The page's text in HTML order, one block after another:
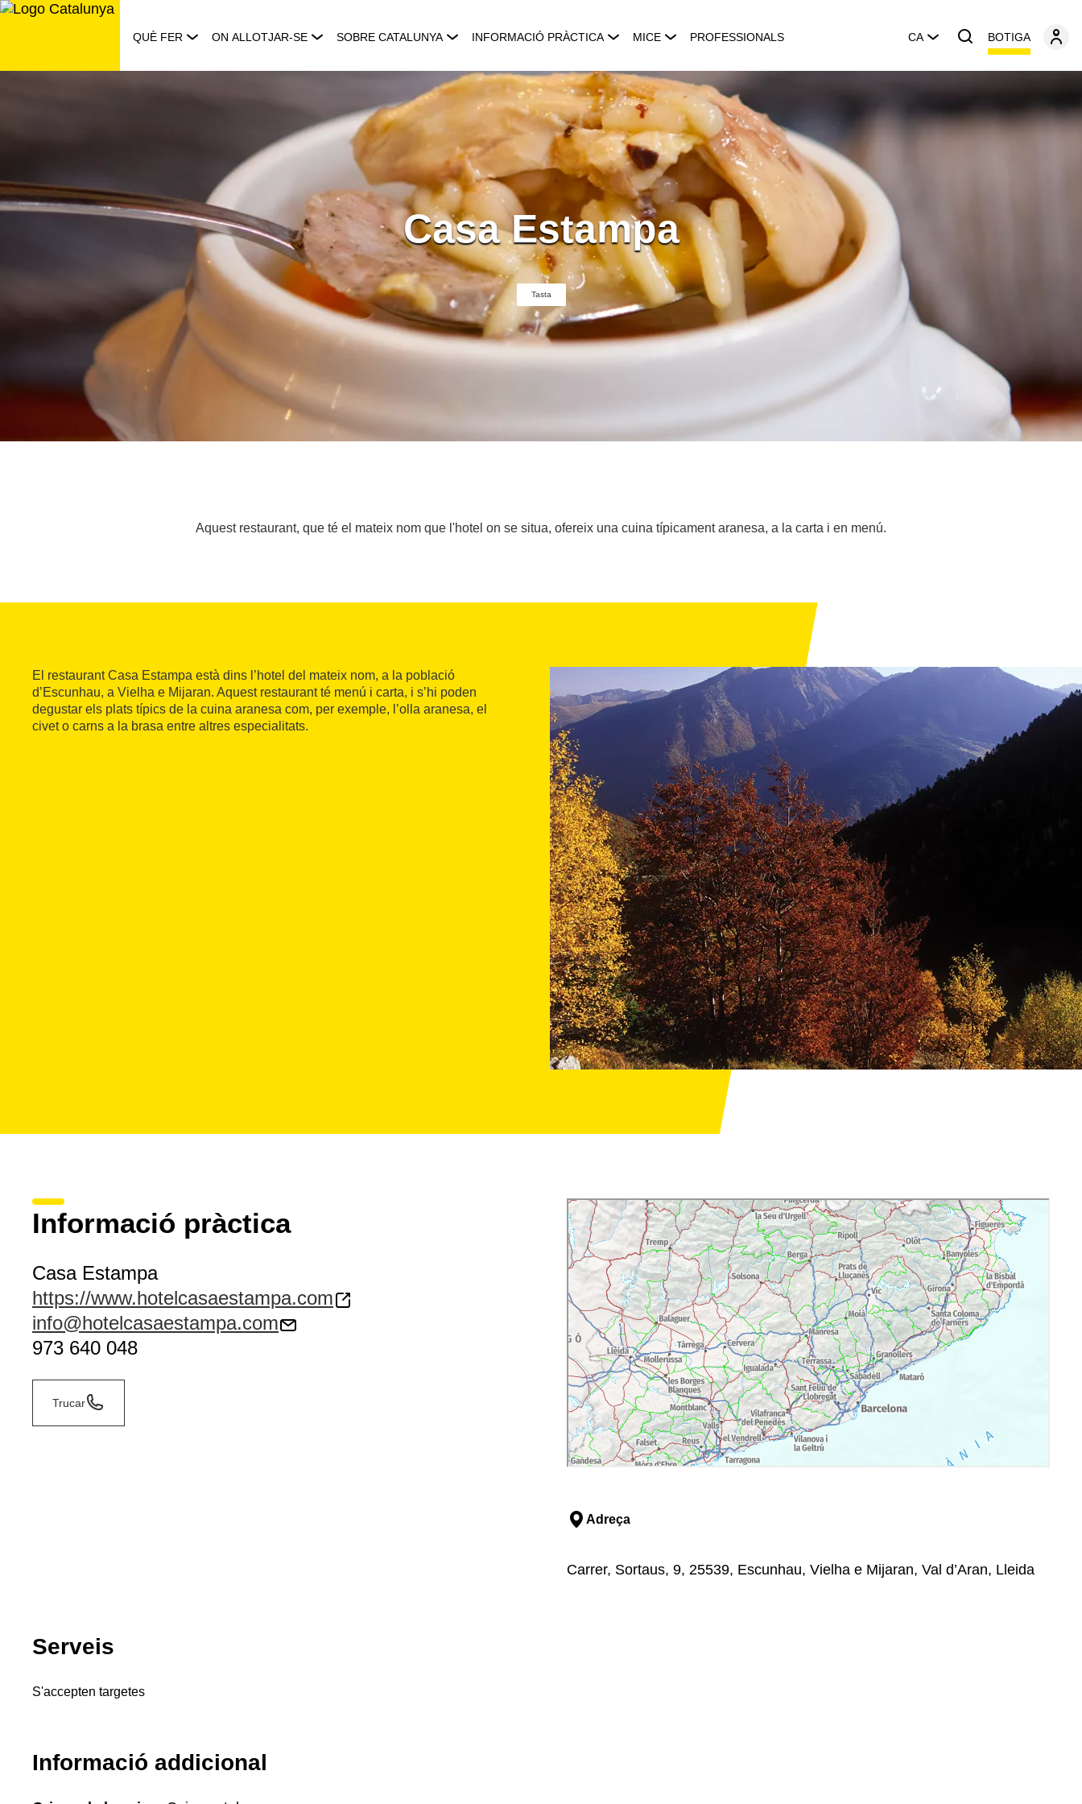
Saltar
QUÈ FER ON ALLOTJAR-SE SOBRE CATALUNYA INFORMACIÓ PRÀCTICA MICE PROFESSIONALS CA BOTIGA
Casa Estampa
Tasta
Aquest restaurant, que té el mateix nom que l'hotel on se situa, ofereix una cuina típicament aranesa, a la carta i en menú.
El restaurant Casa Estampa està dins l’hotel del mateix nom, a la població
d’Escunhau, a Vielha e Mijaran. Aquest restaurant té menú i carta, i s’hi poden
degustar els plats típics de la cuina aranesa com, per exemple, l’olla aranesa, el
civet o carns a la brasa entre altres especialitats.
Informació pràctica
Casa Estampa
https://www.hotelcasaestampa.com
info@hotelcasaestampa.com
973 640 048
Trucar
Adreça
Carrer, Sortaus, 9, 25539, Escunhau, Vielha e Mijaran, Val d’Aran, Lleida
Serveis
S'accepten targetes
Informació addicional